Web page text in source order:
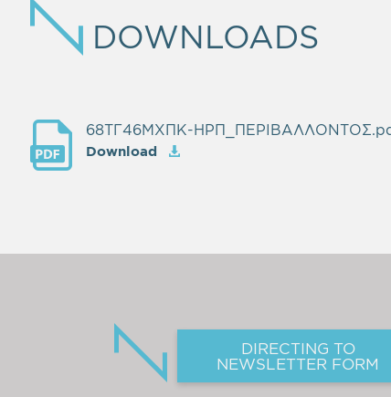
DOWNLOADS
68ΤΓ46ΜΧΠΚ-
Download
DIRECTING TO
NEWSLETTER FORM